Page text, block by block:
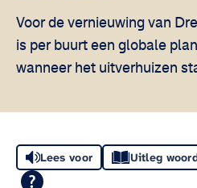
Voor de vernieuwing van
is per buurt een globale
wanneer het uitverhuizen
Lees voor Uitleg